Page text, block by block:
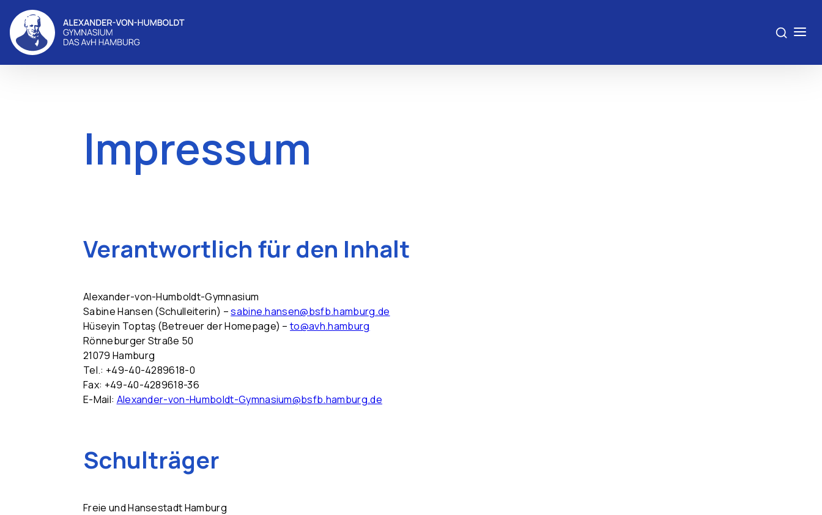
Impressum
Verantwortlich für den Inhalt
Alexander-von-Humboldt-Gymnasium
Sabine Hansen (Schulleiterin) –sabine.hansen@bsfb.hamburg.de
Hüseyin Toptaş (Betreuer der Homepage) –to@avh.hamburg
Rönneburger Straße 50
21079 Hamburg
Tel.: +49-40-4289618-0
Fax: +49-40-4289618-36
E-Mail: Alexander-von-Humboldt-Gymnasium@bsfb.hamburg.de
Schulträger
Freie und Hansestadt Hamburg